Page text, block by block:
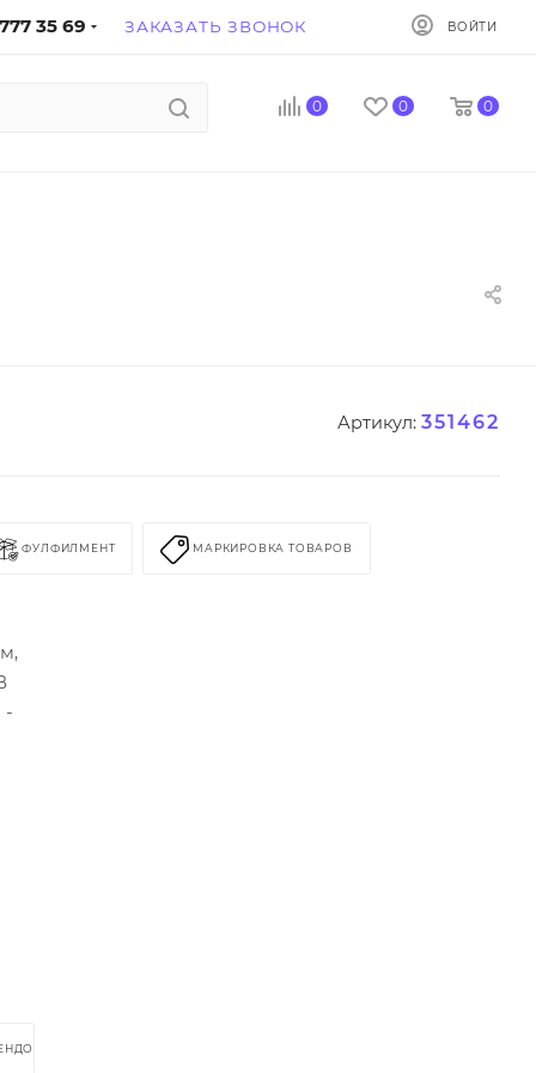
35 69 ЗАКАЗАТЬ ЗВОНОК ВОЙТИ
0 0 0
Артикул: 351462
ФУЛФИЛМЕНТ МАРКИРОВКА ТОВАРОВ
-